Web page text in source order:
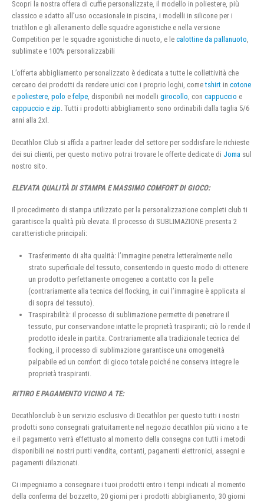
Scopri la nostra offera di cuffie personalizzate, il modello in poliestere, più
classico e adatto all’uso occasionale in piscina, i modelli in silicone per i
triathlon e gli allenamento delle squadre agonistiche e nella versione
Competition per le squadre agonistiche di nuoto, e le calottine da pallanuoto,
sublimate e 100% personalizzabili
L’offerta abbigliamento personalizzato è dedicata a tutte le collettività che
cercano dei prodotti da rendere unici con i proprio loghi, cometshirt in cotone
e poliestere, polo e felpe, disponibili nei modelli girocollo, con cappuccio e
cappuccio e zip. Tutti i prodotti abbigliamento sono ordinabili dalla taglia 5/6
anni alla 2xl.
Decathlon Club si affida a partner leader del settore per soddisfare le richieste
dei sui clienti, per questo motivo potrai trovare le offerte dedicate di Joma sul
nostro sito.
ELEVATA QUALITÀ DI STAMPA E MASSIMO COMFORT DI GIOCO:
Il procedimento di stampa utilizzato per la personalizzazione completi club ti
garantisce la qualità più elevata. Il processo di SUBLIMAZIONE presenta 2
caratteristiche principali:
Trasferimento di alta qualità: l’immagine penetra letteralmente nello
strato superficiale del tessuto, consentendo in questo modo di ottenere
un prodotto perfettamente omogeneo a contatto con la pelle
(contrariamente alla tecnica del flocking, in cui l’immagine è applicata al
di sopra del tessuto).
Traspirabilità: il processo di sublimazione permette di penetrare il
tessuto, pur conservandone intatte le proprietà traspiranti; ciò lo rende il
prodotto ideale in partita. Contrariamente alla tradizionale tecnica del
flocking, il processo di sublimazione garantisce una omogeneità
palpabile ed un comfort di gioco totale poiché ne conserva integre le
proprietà traspiranti.
RITIRO E PAGAMENTO VICINO A TE:
Decathlonclub è un servizio esclusivo di Decathlon per questo tutti i nostri
prodotti sono consegnati gratuitamente nel negozio decathlon più vicino a te
e il pagamento verrà effettuato al momento della consegna con tutti i metodi
disponibili nei nostri punti vendita, contanti, pagamenti elettronici, assegni e
pagamenti dilazionati.
Ci impegniamo a consegnare i tuoi prodotti entro i tempi indicati al momento
della conferma del bozzetto, 20 giorni per i prodotti abbigliamento, 30 giorni